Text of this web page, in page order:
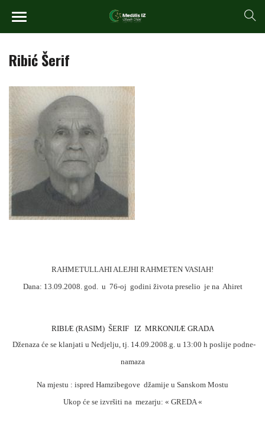
Ribić Šerif
RAHMETULLAHI ALEJHI RAHMETEN VASIAH!
Dana: 13.09.2008. god. u 76-oj godini života preselio je na Ahiret
RIBIÆ (RASIM) ŠERIF IZ MRKONJIÆ GRADA
Dženaza će se klanjati u Nedjelju, tj. 14.09.2008.g. u 13:00 h poslije podne-
namaza
Na mjestu : ispred Hamzibegove džamije u Sanskom Mostu
Ukop će se izvršiti na mezarju: « GREDA «